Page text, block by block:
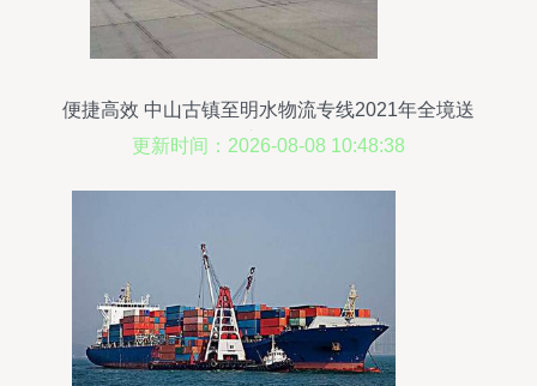
便捷高效 中山古镇至明水物流专线2021年全境送
达服务
更新时间：2026-08-08 10:48:38